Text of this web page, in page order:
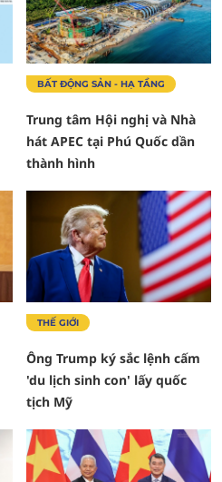
BẤT ĐỘNG SẢN - HẠ TẦNG
Trung tâm Hội nghị và Nhà
hát APEC tại Phú Quốc dần
thành hình
THẾ GIỚI
Ông Trump ký sắc lệnh cấm
'du lịch sinh con' lấy quốc
tịch Mỹ